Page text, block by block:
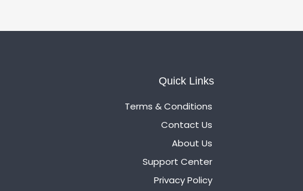
Quick Links
Terms & Conditions
Contact Us
About Us
Support Center
Privacy Policy